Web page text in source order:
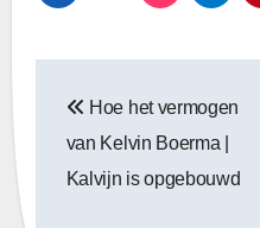
navigatie
Hoe het vermogen
van Kelvin Boerma |
Kalvijn is opgebouwd